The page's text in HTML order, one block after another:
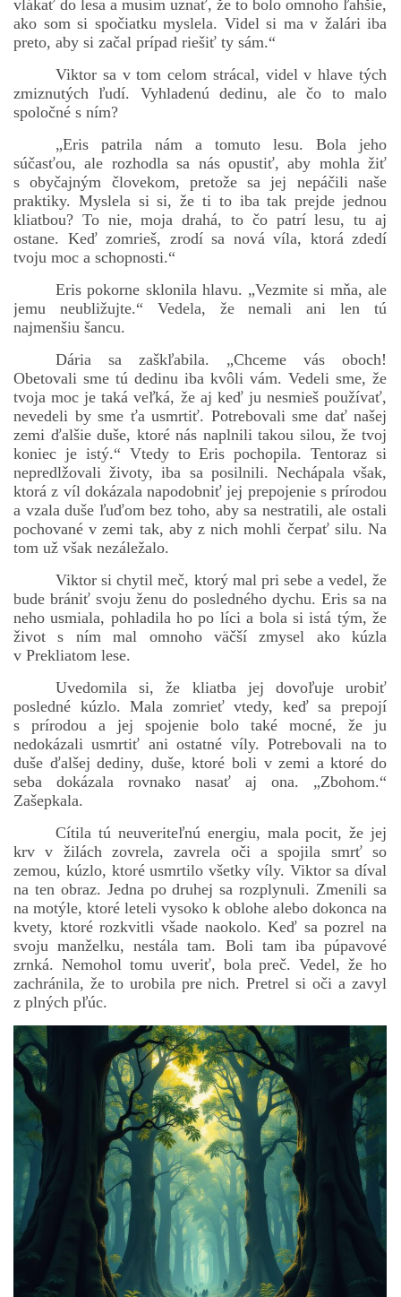
vlákať do lesa a musím uznať, že to bolo omnoho ľahšie,
ako som si spočiatku myslela. Videl si ma v žalári iba
preto, aby si začal prípad riešiť ty sám.“
Viktor sa v tom celom strácal, videl v hlave tých
zmiznutých ľudí. Vyhladenú dedinu, ale čo to malo
spoločné s ním?
„Eris patrila nám a tomuto lesu. Bola jeho
súčasťou, ale rozhodla sa nás opustiť, aby mohla žiť
s obyčajným človekom, pretože sa jej nepáčili naše
praktiky. Myslela si si, že ti to iba tak prejde jednou
kliatbou? To nie, moja drahá, to čo patrí lesu, tu aj
ostane. Keď zomrieš, zrodí sa nová víla, ktorá zdedí
tvoju moc a schopnosti.“
Eris pokorne sklonila hlavu. „Vezmite si mňa, ale
jemu neubližujte.“ Vedela, že nemali ani len tú
najmenšiu šancu.
Dária sa zaškľabila. „Chceme vás oboch!
Obetovali sme tú dedinu iba kvôli vám. Vedeli sme, že
tvoja moc je taká veľká, že aj keď ju nesmieš používať,
nevedeli by sme ťa usmrtiť. Potrebovali sme dať našej
zemi ďalšie duše, ktoré nás naplnili takou silou, že tvoj
koniec je istý.“ Vtedy to Eris pochopila. Tentoraz si
nepredlžovali životy, iba sa posilnili. Nechápala však,
ktorá z víl dokázala napodobniť jej prepojenie s prírodou
a vzala duše ľuďom bez toho, aby sa nestratili, ale ostali
pochované v zemi tak, aby z nich mohli čerpať silu. Na
tom už však nezáležalo.
Viktor si chytil meč, ktorý mal pri sebe a vedel, že
bude brániť svoju ženu do posledného dychu. Eris sa na
neho usmiala, pohladila ho po líci a bola si istá tým, že
život s ním mal omnoho väčší zmysel ako kúzla
v Prekliatom lese.
Uvedomila si, že kliatba jej dovoľuje urobiť
posledné kúzlo. Mala zomrieť vtedy, keď sa prepojí
s prírodou a jej spojenie bolo také mocné, že ju
nedokázali usmrtiť ani ostatné víly. Potrebovali na to
duše ďalšej dediny, duše, ktoré boli v zemi a ktoré do
seba dokázala rovnako nasať aj ona. „Zbohom.“
Zašepkala.
Cítila tú neuveriteľnú energiu, mala pocit, že jej
krv v žilách zovrela, zavrela oči a spojila smrť so
zemou, kúzlo, ktoré usmrtilo všetky víly. Viktor sa díval
na ten obraz. Jedna po druhej sa rozplynuli. Zmenili sa
na motýle, ktoré leteli vysoko k oblohe alebo dokonca na
kvety, ktoré rozkvitli všade naokolo. Keď sa pozrel na
svoju manželku, nestála tam. Boli tam iba púpavové
zrnká. Nemohol tomu uveriť, bola preč. Vedel, že ho
zachránila, že to urobila pre nich. Pretrel si oči a zavyl
z plných pľúc.